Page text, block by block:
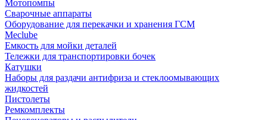
Мотопомпы
Сварочные аппараты
Оборудование для перекачки и хранения ГСМ
Meclube
Емкость для мойки деталей
Тележки для транспортировки бочек
Катушки
Наборы для раздачи антифриза и стеклоомывающих
жидкостей
Пистолеты
Ремкомплекты